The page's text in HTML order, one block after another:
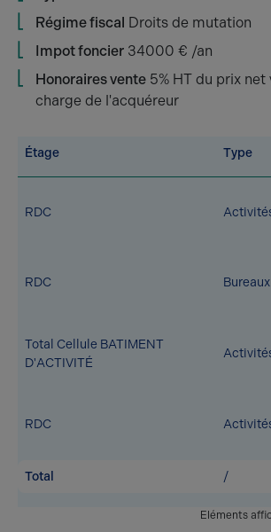
Régime fiscal Droits de mutation
Impot foncier 34000 € /an
Honoraires vente 5% HT du prix net
charge de l'acquéreur
Étage Type
RDC
RDC Bureaux
Total Cellule BATIMENT
D'ACTIVITÉ
RDC
Total /
Eléments